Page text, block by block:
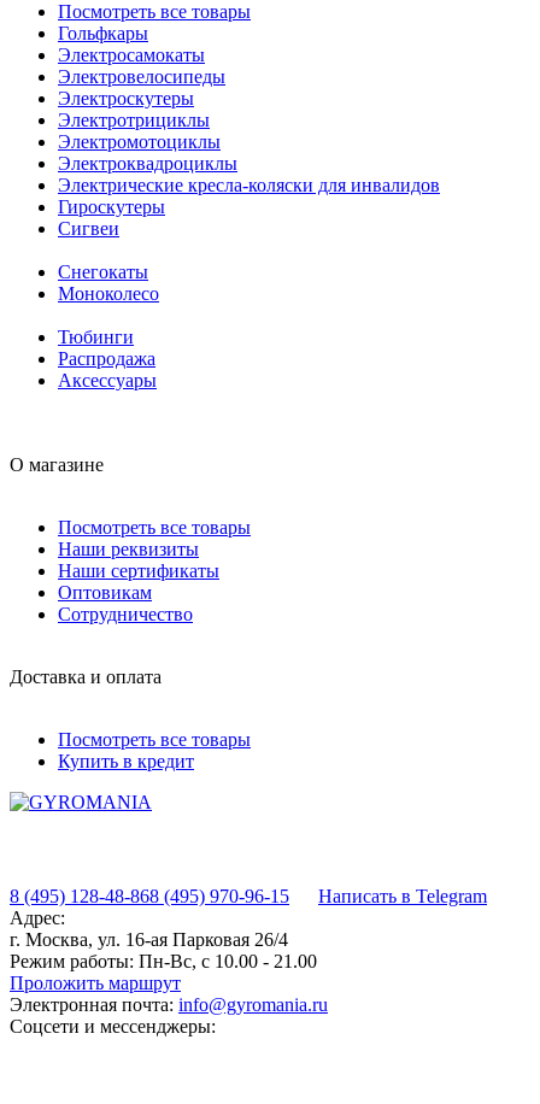
Посмотреть все товары
Гольфкары
Электросамокаты
Электровелосипеды
Электроскутеры
Электротрициклы
Электромотоциклы
Электроквадроциклы
Электрические кресла-коляски для инвалидов
Гироскутеры
Сигвеи
Снегокаты
Моноколесо
Тюбинги
Распродажа
Аксессуары
О магазине
Посмотреть все товары
Наши реквизиты
Наши сертификаты
Оптовикам
Сотрудничество
Доставка и оплата
Посмотреть все товары
Купить в кредит
8 (495) 128-48-868 (495) 970-96-15
Написать в Telegram
Адрес:
г. Москва, ул. 16-ая Парковая 26/4
Режим работы: Пн-Вс, с 10.00 - 21.00
Проложить маршрут
Электронная почта: info@gyromania.ru
Соцсети и мессенджеры: